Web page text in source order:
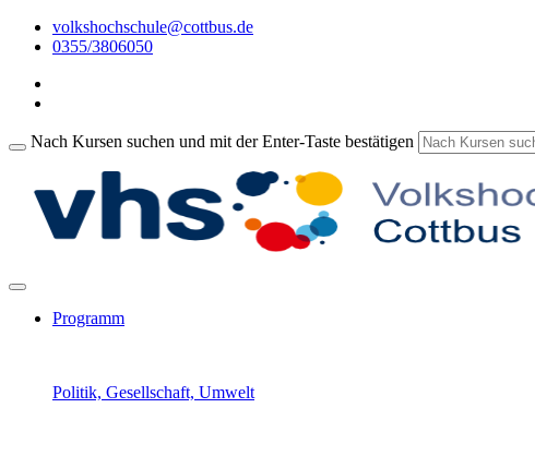
volkshochschule@cottbus.de
0355/3806050
Nach Kursen suchen und mit der Enter-Taste bestätigen
Programm
Politik, Gesellschaft, Umwelt